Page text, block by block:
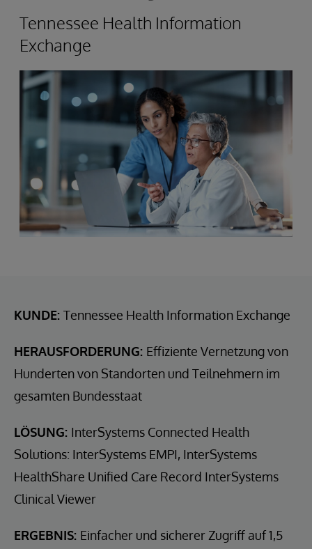
Tennessee Health Information
Exchange
KUNDE: Tennessee Health Information Exchange
HERAUSFORDERUNG: Effiziente Vernetzung von
Hunderten von Standorten und Teilnehmern im
gesamten Bundesstaat
LÖSUNG: InterSystems Connected Health
Solutions: InterSystems EMPI, InterSystems
HealthShare Unified Care Record InterSystems
Clinical Viewer
ERGEBNIS: Einfacher und sicherer Zugriff auf 1,5